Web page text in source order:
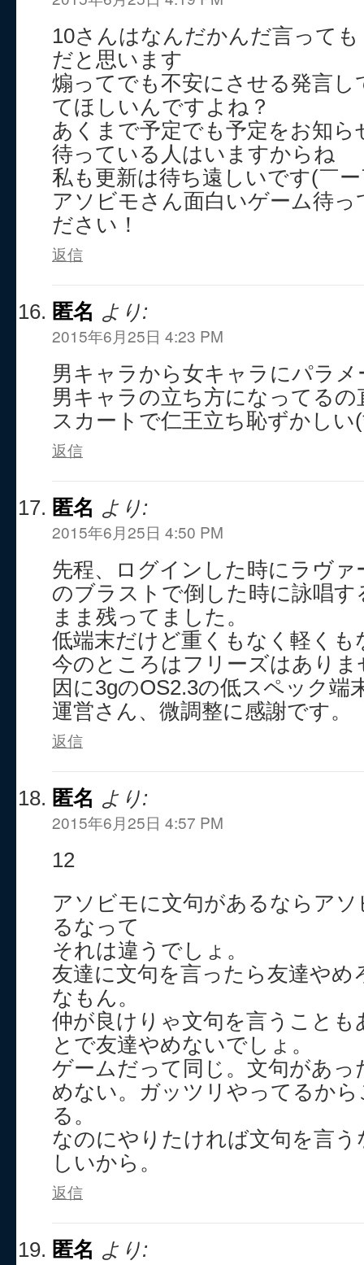
10さんはなんだかんだ言って
だと思います
煽ってでも不安にさせる発言し
てほしいんですよね？
あくまで予定でも予定をお知
待っている人はいますからね
私も更新は待ち遠しいです(￣
アソビモさん面白いゲーム待
ださい！
返信
匿名 より:
2015年6月25日 4:23 PM
男キャラから女キャラにパラ
男キャラの立ち方になってる
スカートで仁王立ち恥ずかし
返信
匿名 より:
2015年6月25日 4:50 PM
先程、ログインした時にラヴ
のブラストで倒した時に詠唱
まま残ってました。
低端末だけど重くもなく軽くも
今のところはフリーズはありま
因に3gのOS2.3の低スペック端
運営さん、微調整に感謝です。
返信
匿名 より:
2015年6月25日 4:57 PM
12
アソビモに文句があるならア
るなって
それは違うでしょ。
友達に文句を言ったら友達やめ
なもん。
仲が良けりゃ文句を言うこと
とで友達やめないでしょ。
ゲームだって同じ。文句があ
めない。ガッツリやってるか
る。
なのにやりたければ文句を言
しいから。
返信
匿名 より: